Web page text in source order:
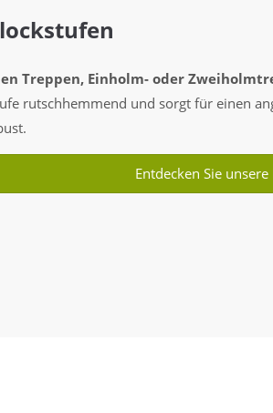
Treppen, Einholm- oder
rutschhemmend und sorgt für einen
Entdecken Sie